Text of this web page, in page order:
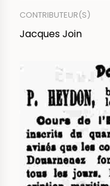
CONTRIBUTEUR(S)
Jacques Join
IMAGE